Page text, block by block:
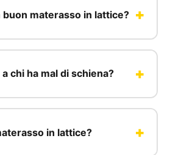
buon materasso in lattice?
chi ha mal di schiena?
in lattice?